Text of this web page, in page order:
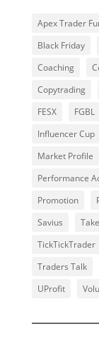
Apex Trader
Black Friday
Coaching
Copytrading
FESX
FGBL
Influencer Cup
Market Profile
Performance
Promotion
Savius
TickTickTrader
Traders Talk
UProfit